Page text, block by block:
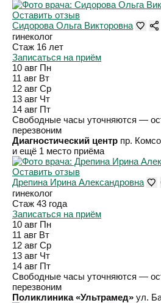
Оставить отзыв
Сидорова Ольга Викторовна
гинеколог
Стаж 16 лет
Записаться на приём
10 авг Пн
11 авг Вт
12 авг Ср
13 авг Чт
14 авг Пт
Свободные часы уточняются —
перезвоним
Диагностический центр пр.
и ещё 1 место приёма
Оставить отзыв
Дрепина Ирина Александровна
гинеколог
Стаж 43 года
Записаться на приём
10 авг Пн
11 авг Вт
12 авг Ср
13 авг Чт
14 авг Пт
Свободные часы уточняются —
перезвоним
Поликлиника «Ультрамед» ул.